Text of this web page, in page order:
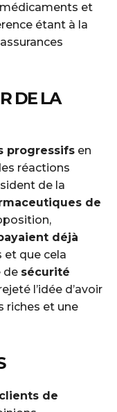
et
étant à la
DE LA
progressifs en
réactions
de la
de
déjà
et que cela
de sécurité
l’idée d’avoir
riches et une
clients de